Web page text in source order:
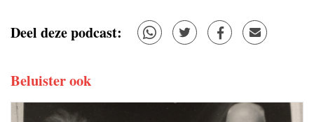
Deel deze podcast:
Beluister ook